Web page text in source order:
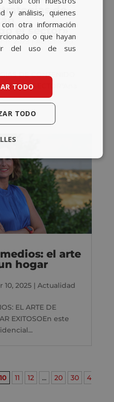
de
el sector»
11, 2025 |Actualidad,
DE CONTENIDO
EL SECTOR"Ana
el arte
hogar
10, 2025| Actualidad
EL ARTE DE
EXITOSOEn este
10 11 12 ... 20 30
4
y análisis, quienes
otra información
o que hayan
del uso de sus
TODO
TODO